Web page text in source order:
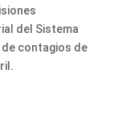
del Sistema
contagios de